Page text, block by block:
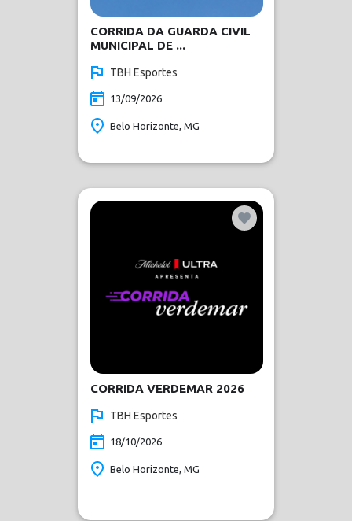
CORRIDA DA GUARDA CIVIL
MUNICIPAL DE ...
TBH Esportes
13/09/2026
Belo Horizonte, MG
CORRIDA VERDEMAR 2026
TBH Esportes
18/10/2026
Belo Horizonte, MG